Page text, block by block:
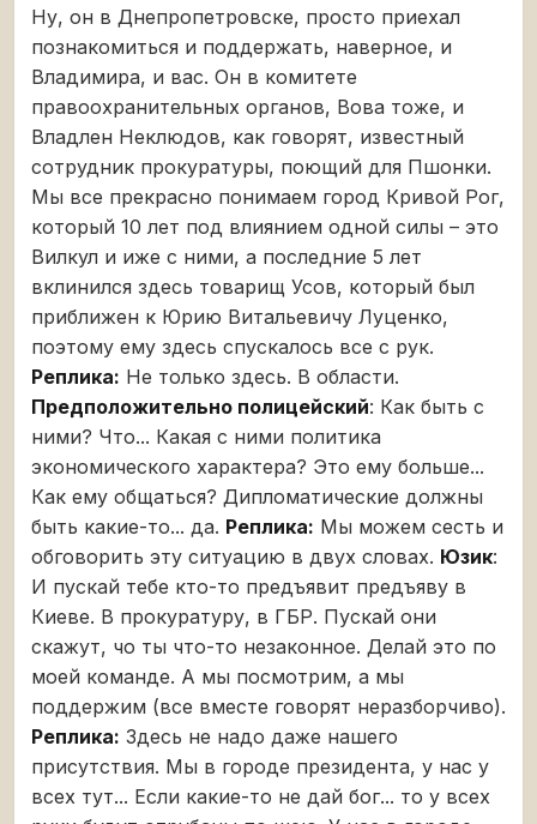
Ну, он в Днепропетровске, просто приехал
познакомиться и поддержать, наверное, и
Владимира, и вас. Он в комитете
правоохранительных органов, Вова тоже, и
Владлен Неклюдов, как говорят, известный
сотрудник прокуратуры, поющий для Пшонки.
Мы все прекрасно понимаем город Кривой Рог,
который 10 лет под влиянием одной силы – это
Вилкул и иже с ними, а последние 5 лет
вклинился здесь товарищ Усов, который был
приближен к Юрию Витальевичу Луценко,
поэтому ему здесь спускалось все с рук.
Реплика: Не только здесь. В области.
Предположительно полицейский: Как быть с
ними? Что... Какая с ними политика
экономического характера? Это ему больше...
Как ему общаться? Дипломатические должны
быть какие-то... да. Реплика: Мы можем сесть и
обговорить эту ситуацию в двух словах. Юзик:
И пускай тебе кто-то предъявит предъяву в
Киеве. В прокуратуру, в ГБР. Пускай они
скажут, чо ты что-то незаконное. Делай это по
моей команде. А мы посмотрим, а мы
поддержим (все вместе говорят неразборчиво).
Реплика: Здесь не надо даже нашего
присутствия. Мы в городе президента, у нас у
всех тут... Если какие-то не дай бог... то у всех